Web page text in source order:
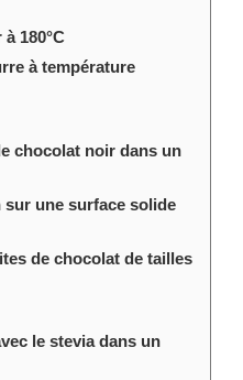
180°C
à température
chocolat noir dans un
une surface solide
de chocolat de tailles
le stevia dans un